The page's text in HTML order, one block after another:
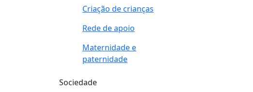
Criação de crianças
Rede de apoio
Maternidade e
paternidade
Sociedade